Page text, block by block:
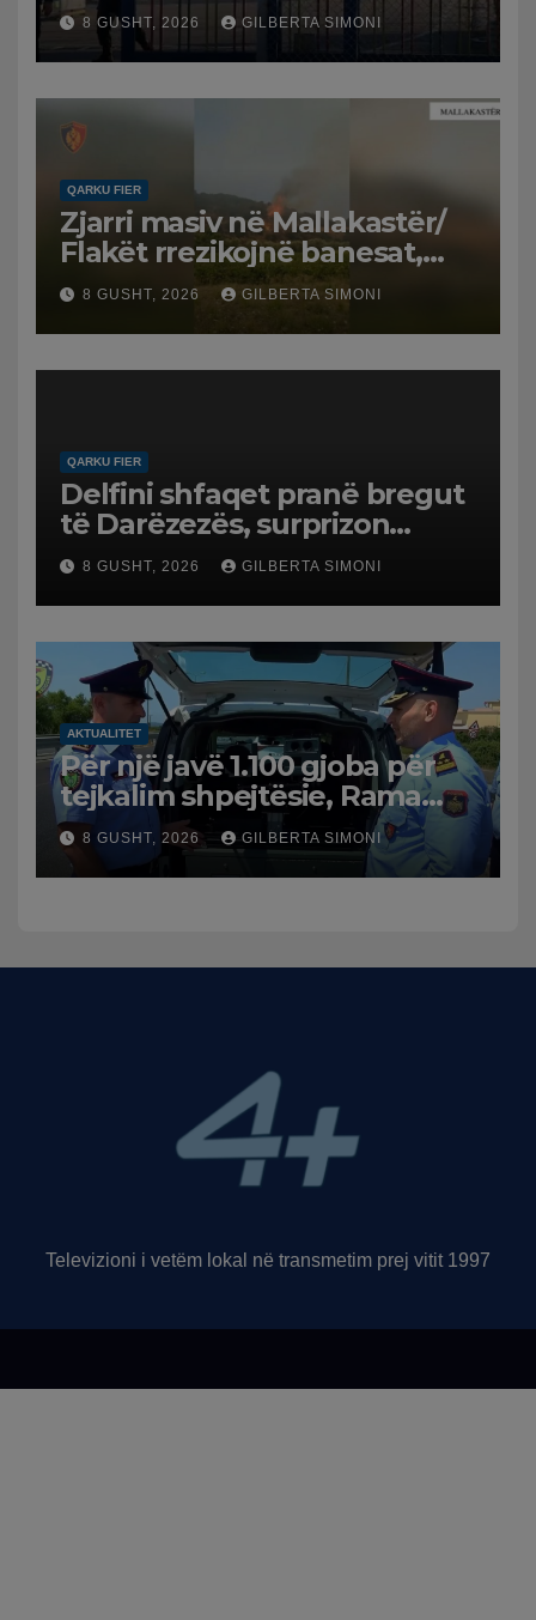
spital
8 GUSHT, 2026 GILBERTA SIMONI
QARKU FIER
Zjarri masiv në Mallakastër/
Flakët rrezikojnë banesat,
Policia evakuon disa familje
në Koilac
8 GUSHT, 2026 GILBERTA SIMONI
QARKU FIER
Delfini shfaqet pranë bregut
të Darëzezës, surprizon
pushuesit dhe banorët
8 GUSHT, 2026 GILBERTA SIMONI
AKTUALITET
Për një javë 1.100 gjoba për
tejkalim shpejtësie, Rama
publikon videon: Kamerat e
trafikut së shpejti në
funksion
8 GUSHT, 2026 GILBERTA SIMONI
Televizioni i vetëm lokal në transmetim prej vitit 1997